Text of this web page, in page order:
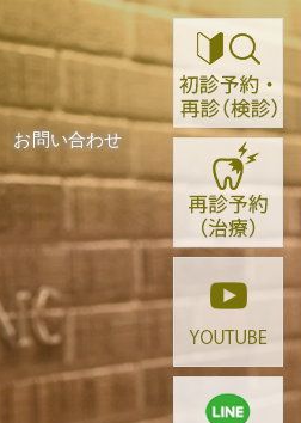
お問い合わせ